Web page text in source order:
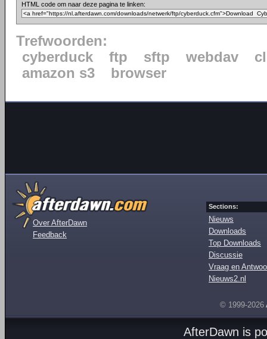
HTML code om naar deze pagina te linken:
Trefwoorden:
cyberduck
ftp sftp webdav
amazon s3
browser
Over AfterDawn
Feedback
Sections:
Nieuws
Downloads
Top Downloads
Discussie
Vraag en
Nieuws2.nl
© 1999-2026
AfterDawn is